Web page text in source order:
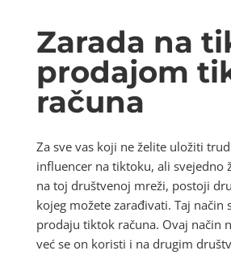
Zarada na
prodajom
računa
Za sve vas koji ne želite uložiti
influencer na tiktoku, ali svejedno
na toj društvenoj mreži, postoji
kojeg možete zarađivati. Taj način
prodaju tiktok računa. Ovaj način
već se on koristi i na drugim